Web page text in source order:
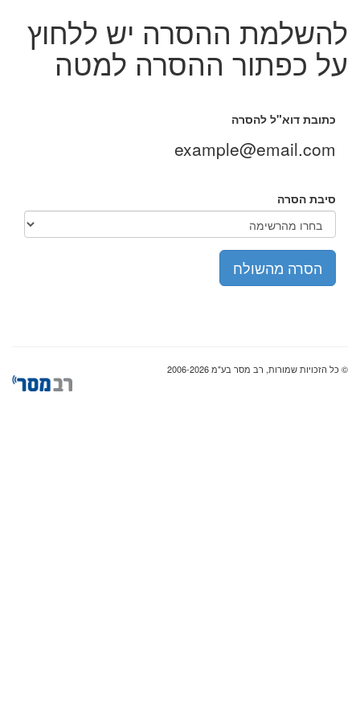
להשלמת ההסרה יש ללחוץ
על כפתור ההסרה למטה
כתובת דוא"ל להסרה
example@email.com
סיבת הסרה
הסרה מהשולח
© כל הזכויות שמורות, רב מסר בע"מ 2006-2026